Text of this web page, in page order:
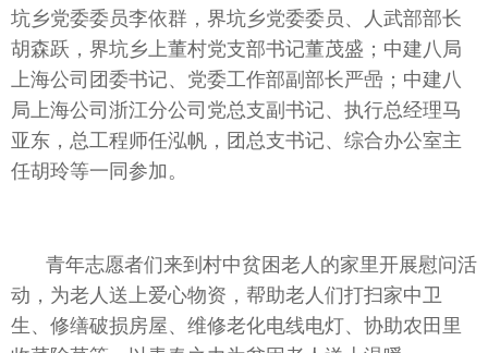
坑乡党委委员李依群，界坑乡党委委员 、人武部部长
胡森跃，界坑乡上董村党支部书记董茂盛；中建八局
上海公司团委书记、党委工作部副部长严喦；中建八
局上海公司浙江分公司党总支副 书记、执行总经理马
亚东， 总工程师任泓帆，团 总支书记、综合办公室主
任胡玲等一同参加。
青年志愿者们来到村中贫困老人的家里开展慰问活
动，为老人送上爱心物资，帮助老人们打扫家中卫
生、修缮破损房屋、维修老化电线电灯、协助农田里